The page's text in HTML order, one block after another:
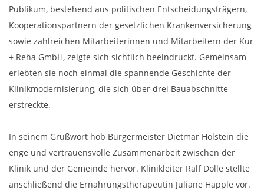
Publikum, bestehend aus politischen Entscheidungsträgern,
Kooperationspartnern der gesetzlichen Krankenversicherung
sowie zahlreichen Mitarbeiterinnen und Mitarbeitern der Kur
+ Reha GmbH, zeigte sich sichtlich beeindruckt. Gemeinsam
erlebten sie noch einmal die spannende Geschichte der
Klinikmodernisierung, die sich über drei Bauabschnitte
erstreckte.
In seinem Grußwort hob Bürgermeister Dietmar Holstein die
enge und vertrauensvolle Zusammenarbeit zwischen der
Klinik und der Gemeinde hervor. Klinikleiter Ralf Dölle stellte
anschließend die Ernährungstherapeutin Juliane Happle vor.